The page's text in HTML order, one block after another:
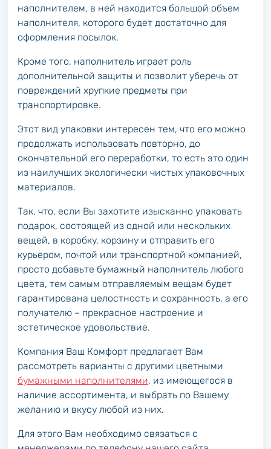
наполнителем, в ней находится большой объем
наполнителя, которого будет достаточно для
оформления посылок.
Кроме того, наполнитель играет роль
дополнительной защиты и позволит уберечь от
повреждений хрупкие предметы при
транспортировке.
Этот вид упаковки интересен тем, что его можно
продолжать использовать повторно, до
окончательной его переработки, то есть это один
из наилучших экологически чистых упаковочных
материалов.
Так, что, если Вы захотите изысканно упаковать
подарок, состоящей из одной или нескольких
вещей, в коробку, корзину и отправить его
курьером, почтой или транспортной компанией,
просто добавьте бумажный наполнитель любого
цвета, тем самым отправляемым вещам будет
гарантирована целостность и сохранность, а его
получателю – прекрасное настроение и
эстетическое удовольствие.
Компания Ваш Комфорт предлагает Вам
рассмотреть варианты с другими цветными
бумажными наполнителями, из имеющегося в
наличие ассортимента, и выбрать по Вашему
желанию и вкусу любой из них.
Для этого Вам необходимо связаться с